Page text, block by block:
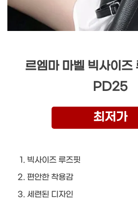
르엠마 마벨 빅사이즈
PD25
최저가
빅사이즈 루즈핏
편안한 착용감
세련된 디자인